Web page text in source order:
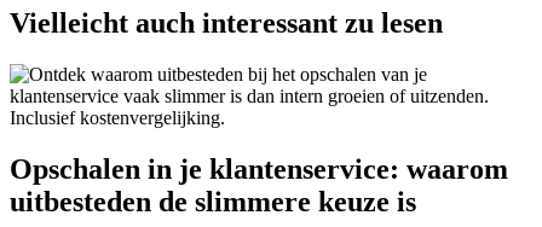
Vielleicht auch interessant zu lesen
Opschalen in je klantenservice: waarom
uitbesteden de slimmere keuze is